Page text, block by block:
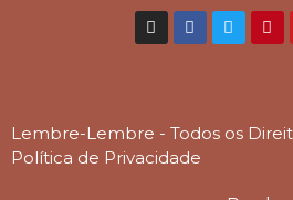
Lembre-Lembre - Todos os
Política de Privacidade